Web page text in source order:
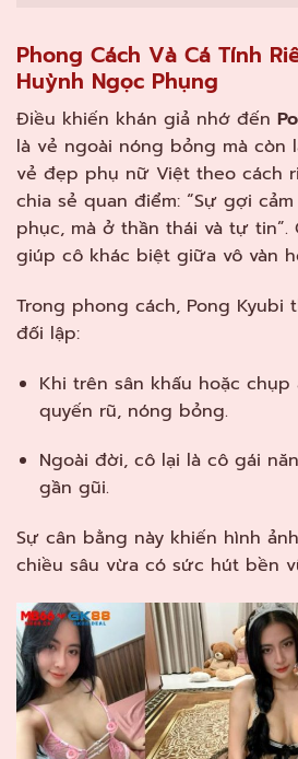
Phong Cách Và Cá Tính
Huỳnh Ngọc Phụng
Điều khiến khán giả nhớ đến
là vẻ ngoài nóng bỏng mà còn
vẻ đẹp phụ nữ Việt theo cách
chia sẻ quan điểm: “Sự gợi
phục, mà ở thần thái và tự
giúp cô khác biệt giữa vô vàn
Trong phong cách, Pong Kyubi
đối lập:
Khi trên sân khấu hoặc
quyến rũ, nóng bỏng.
Ngoài đời, cô lại là cô gái
gần gũi.
Sự cân bằng này khiến hình
chiều sâu vừa có sức hút bền